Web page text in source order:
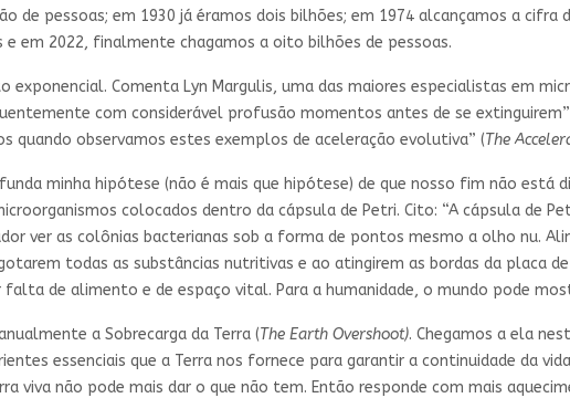
de pessoas; em 1930 já éramos dois bilhões; em 1974 alcançamos a cifra
em 2022, finalmente chagamos a oito bilhões de pessoas.
exponencial. Comenta Lyn Margulis, uma das maiores especialistas em
com considerável profusão momentos antes de se
quando observamos estes exemplos de aceleração evolutiva” (The
minha hipótese (não é mais que hipótese) de que nosso fim não está
colocados dentro da cápsula de Petri. Cito: “A cápsula de
ver as colônias bacterianas sob a forma de pontos mesmo a olho nu.
todas as substâncias nutritivas e ao atingirem as bordas da placa
de alimento e de espaço vital. Para a humanidade, o mundo pode
a Sobrecarga da Terra (The Earth Overshoot). Chegamos a ela
essenciais que a Terra nos fornece para garantir a continuidade da
viva não pode mais dar o que não tem. Então responde com mais